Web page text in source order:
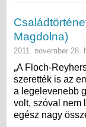
Magdolna)
2011. november 28.
„A Floch-
szerették is az
a legelevenebb
volt, szóval nem
egész nagy